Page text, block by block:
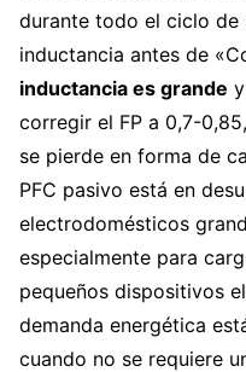
durante todo el ciclo de
inductancia antes de
inductancia es grande
corregir el FP a 0,7-
se pierde en forma de
PFC pasivo está en
electrodomésticos
especialmente para
pequeños dispositivos
demanda energética
cuando no se requiere